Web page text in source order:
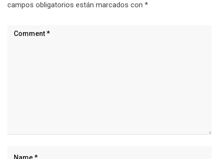
campos obligatorios están marcados con *